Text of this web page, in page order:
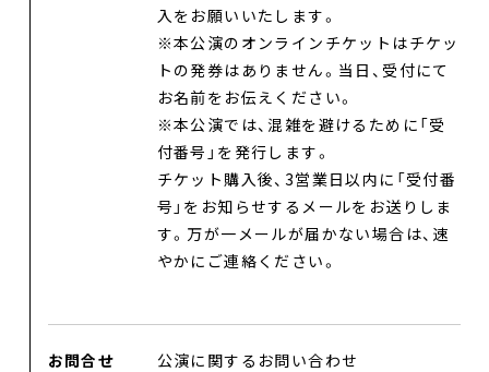
入をお願いいたします。
※本公演のオンラインチケットはチケッ
トの発券はありません。当日、受付にて
お名前をお伝えください。
※本公演では、混雑を避けるために「受
付番号」を発行します。
チケット購入後、3営業日以内に「受付番
号」をお知らせするメールをお送りしま
す。万が一メールが届かない場合は、速
やかにご連絡ください。
お問合せ
公演に関するお問い合わせ